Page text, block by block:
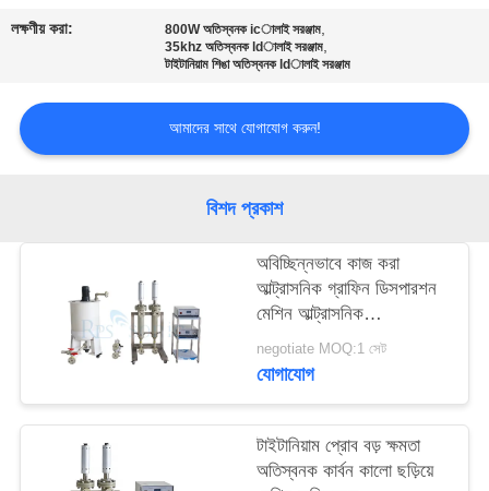
খবর
সাইট
লক্ষণীয় করা: 800W অতিস্বনক icালাই সরঞ্জাম,
35khz অতিস্বনক ldালাই সরঞ্জাম,
টাইটানিয়াম শিঙা অতিস্বনক ldালাই সরঞ্জাম
আমাদের সাথে যোগাযোগ করুন!
বিশদ প্রকাশ
অবিচ্ছিন্নভাবে কাজ করা
আল্ট্রাসনিক গ্রাফিন ডিসপারশন
মেশিন আল্ট্রাসনিক
হোমোজেনাইজার মেশিন
negotiate MOQ:1 সেট
যোগাযোগ
টাইটানিয়াম প্রোব বড় ক্ষমতা
অতিস্বনক কার্বন কালো ছড়িয়ে